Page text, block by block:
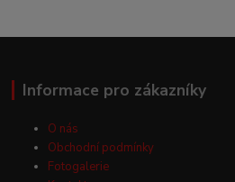
Informace pro zákazníky
O nás
Obchodní podmínky
Fotogalerie